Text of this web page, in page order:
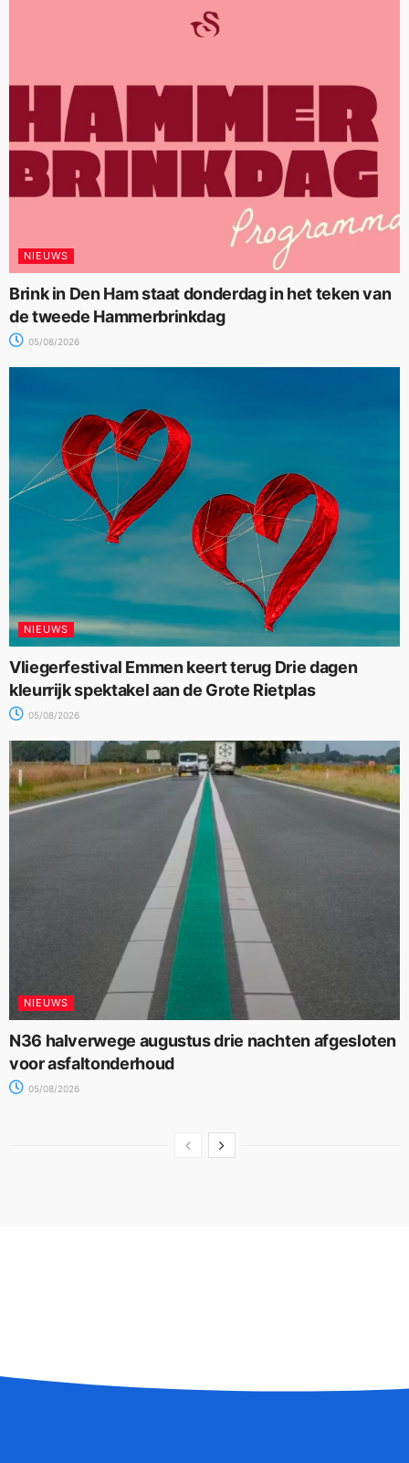
NIEUWS
Brink in Den Ham staat donderdag in het teken van
de tweede Hammerbrinkdag
05/08/2026
NIEUWS
Vliegerfestival Emmen keert terug Drie dagen
kleurrijk spektakel aan de Grote Rietplas
05/08/2026
NIEUWS
N36 halverwege augustus drie nachten afgesloten
voor asfaltonderhoud
05/08/2026